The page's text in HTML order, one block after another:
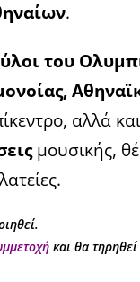
.
του
αλλά και
μουσικής,
και θα